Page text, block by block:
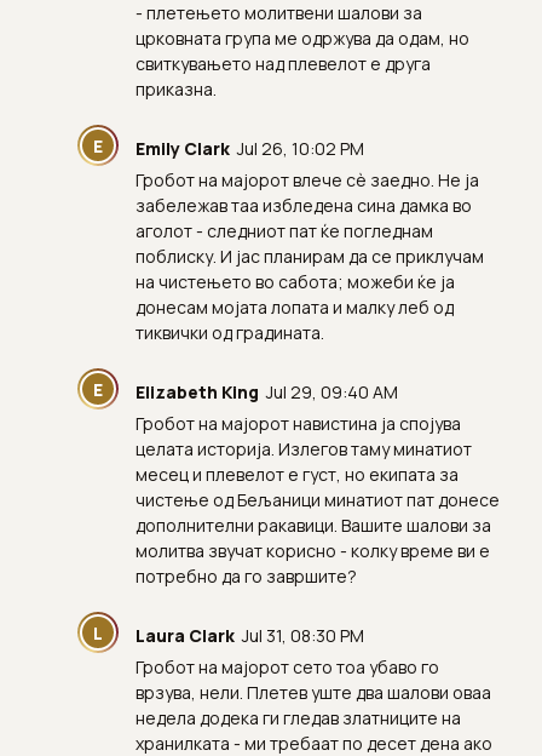
- плетењето молитвени шалови за
црковната група ме одржува да одам, но
свиткувањето над плевелот е друга
приказна.
E Emily Clark Jul 26, 10:02 PM
Гробот на мајорот влече сè заедно. Не ја
забележав таа избледена сина дамка во
аголот - следниот пат ќе погледнам
поблиску. И јас планирам да се приклучам
на чистењето во сабота; можеби ќе ја
донесам мојата лопата и малку леб од
тиквички од градината.
E Elizabeth King Jul 29, 09:40 AM
Гробот на мајорот навистина ја спојува
целата историја. Излегов таму минатиот
месец и плевелот е густ, но екипата за
чистење од Бељаници минатиот пат донесе
дополнителни ракавици. Вашите шалови за
молитва звучат корисно - колку време ви е
потребно да го завршите?
L Laura Clark Jul 31, 08:30 PM
Гробот на мајорот сето тоа убаво го
врзува, нели. Плетев уште два шалови оваа
недела додека ги гледав златниците на
хранилката - ми требаат по десет дена ако